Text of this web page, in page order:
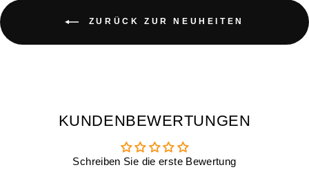
ZURÜCK ZUR NEUHEITEN
KUNDENBEWERTUNGEN
Schreiben Sie die erste Bewertung